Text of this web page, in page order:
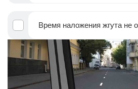
Время наложения жгута не